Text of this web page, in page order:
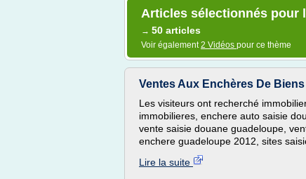
Articles sélectionnés pour
→ 50 articles
Voir également2 Vidéos pour ce thème
Ventes Aux Enchères De
Les visiteurs ont recherché
immobilieres, enchere auto saisie
vente saisie douane guadeloupe,
enchere guadeloupe 2012, sites
Lire la suite